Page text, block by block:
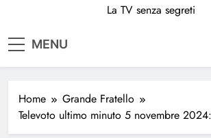
La TV senza segreti
MENU
Home
Grande Fratello
Televoto ultimo minuto 5 novembre